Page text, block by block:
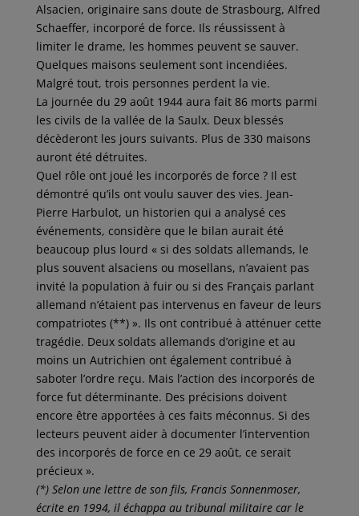
Alsacien, originaire sans doute de Strasbourg, Alfred
Schaeffer, incorporé de force. Ils réussissent à
limiter le drame, les hommes peuvent se sauver.
Quelques maisons seulement sont incendiées.
Malgré tout, trois personnes perdent la vie.
La journée du 29 août 1944 aura fait 86 morts parmi
les civils de la vallée de la Saulx. Deux blessés
décèderont les jours suivants. Plus de 330 maisons
auront été détruites.
Quel rôle ont joué les incorporés de force ? Il est
démontré qu’ils ont voulu sauver des vies. Jean-
Pierre Harbulot, un historien qui a analysé ces
événements, considère que le bilan aurait été
beaucoup plus lourd « si des soldats allemands, le
plus souvent alsaciens ou mosellans, n’avaient pas
invité la population à fuir ou si des Français parlant
allemand n’étaient pas intervenus en faveur de leurs
compatriotes (**) ». Ils ont contribué à atténuer cette
tragédie. Deux soldats allemands d’origine et au
moins un Autrichien ont également contribué à
saboter l’ordre reçu. Mais l’action des incorporés de
force fut déterminante. Des précisions doivent
encore être apportées à ces faits méconnus. Si des
lecteurs peuvent aider à documenter l’intervention
des incorporés de force en ce 29 août, ce serait
précieux ».
(*) Selon une lettre de son fils, Francis Sonnenmoser,
écrite en 1994, il échappa au tribunal militaire car le